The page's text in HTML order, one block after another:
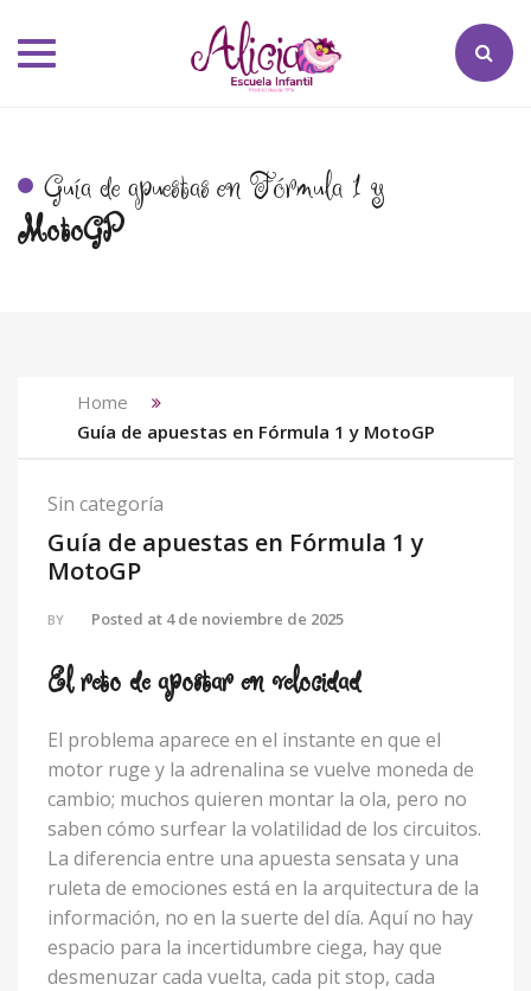
Toggle
Guía de apuestas en Fórmula 1 y
MotoGP
Home
Guía de apuestas en Fórmula 1 y MotoGP
Sin categoría
Guía de apuestas en Fórmula 1 y
MotoGP
BY Posted at 4 de noviembre de 2025
El reto de apostar en velocidad
El problema aparece en el instante en que el
motor ruge y la adrenalina se vuelve moneda de
cambio; muchos quieren montar la ola, pero no
saben cómo surfear la volatilidad de los circuitos.
La diferencia entre una apuesta sensata y una
ruleta de emociones está en la arquitectura de la
información, no en la suerte del día. Aquí no hay
espacio para la incertidumbre ciega, hay que
desmenuzar cada vuelta, cada pit stop, cada